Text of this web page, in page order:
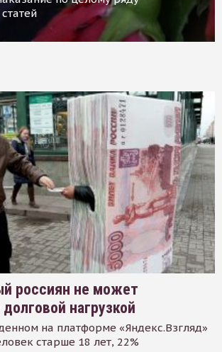
россиян не может
нагрузкой
на платформе «Яндекс.Взгляд»
старше 18 лет, 22%